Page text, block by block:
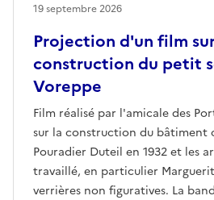
Projection d'un film
construction du petit
Voreppe
Film réalisé par l'amicale des
sur la construction du bâtiment
Pouradier Duteil en 1932 et les
travaillé, en particulier
verrières non figuratives. La
19 septembre 2026